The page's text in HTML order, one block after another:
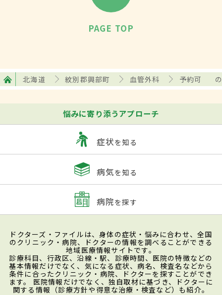
PAGE TOP
北海道 紋別郡興部町 血管外科 予約可
悩みに寄り添うアプローチ
症状を知る
病気を知る
病院を探す
ドクターズ・ファイルは、身体の症状・悩みに合わせ、全国
のクリニック・病院、ドクターの情報を調べることができる
地域医療情報サイトです。
診療科目、行政区、沿線・駅、診療時間、医院の特徴などの
基本情報だけでなく、気になる症状、病名、検査名などから
条件に合ったクリニック・病院、ドクターを探すことができ
ます。 医院情報だけでなく、独自取材に基づき、ドクターに
関する情報（診療方針や得意な治療・検査など）も紹介。